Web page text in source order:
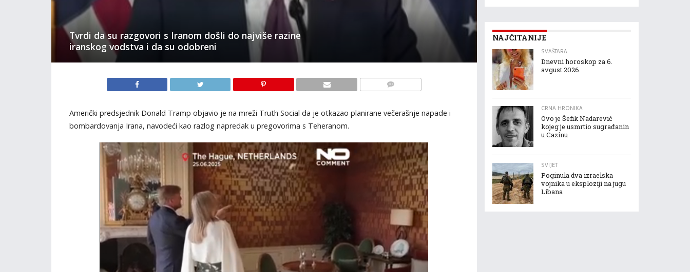
Tvrdi da su razgovori s Iranom došli do najviše razine
iranskog vodstva i da su odobreni
Američki predsjednik Donald Tramp objavio je na mreži Truth Social da je otkazao planirane večerašnje napade i
bombardovanja Irana, navodeći kao razlog napredak u pregovorima s Teheranom.
NAJČITANIJE
SVAŠTARA
Dnevni horoskop za 6.
avgust.2026.
CRNA HRONIKA
Ovo je Šefik Nadarević
kojeg je usmrtio sugrađanin
u Cazinu
SVIJET
Poginula dva izraelska
vojnika u eksploziji na jugu
Libana